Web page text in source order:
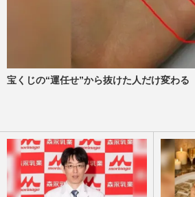
『Number_i』ファン
の“フーディー”がグ
も考慮して」不満が
週刊女性PRIME
Number_i・神宮寺勇
したのは旧ジャニー
週刊女性2026年7月28日・8月
宝くじの“運任せ”から抜けた人だけ変わる